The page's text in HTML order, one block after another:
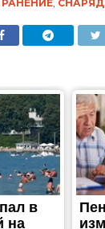
РАНЕНИЕ, СНАРЯД